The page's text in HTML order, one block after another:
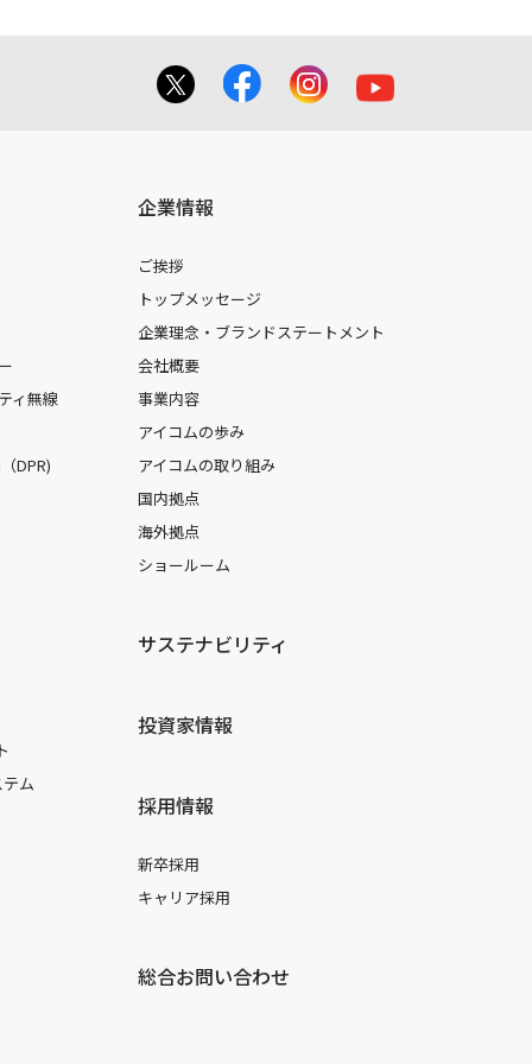
ィ無線
DPR)
ム
企業情報
ご挨拶
トップメッセージ
企業理念・ブランドステートメント
会社概要
事業内容
アイコムの歩み
アイコムの取り組み
国内拠点
海外拠点
ショールーム
サステナビリティ
投資家情報
採用情報
新卒採用
キャリア採用
総合お問い合わせ